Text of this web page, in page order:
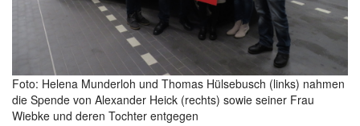
Foto: Helena Munderloh und Thomas Hülsebusch (links) nahmen
die Spende von Alexander Heick (rechts) sowie seiner Frau
Wiebke und deren Tochter entgegen